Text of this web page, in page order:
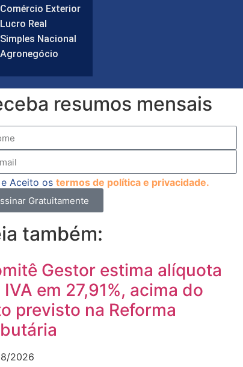
Comércio Exterior
Lucro Real
Simples Nacional
Agronegócio
resumos mensais
Aceito os termos de política e privacidade.
Gratuitamente
também:
Gestor estima alíquota
em 27,91%, acima do
previsto na Reforma
2026